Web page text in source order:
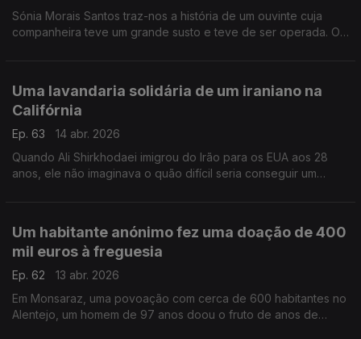
Sónia Morais Santos traz-nos a história de um ouvinte cuja
companheira teve um grande susto e teve de ser operada. O
Uma lavandaria solidária de um iraniano na
Califórnia
Ep. 63
14 abr. 2026
Quando Ali Shirkhodaei imigrou do Irão para os EUA aos 28
anos, ele não imaginava o quão difícil seria conseguir um
Um habitante anónimo fez uma doação de 400
mil euros à freguesia
Ep. 62
13 abr. 2026
Em Monsaraz, uma povoação com cerca de 600 habitantes no
Alentejo, um homem de 97 anos doou o fruto de anos de